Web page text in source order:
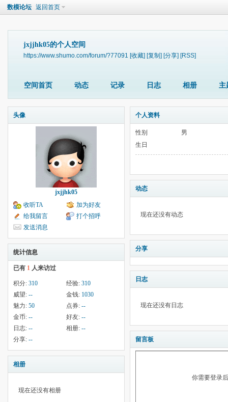
数模论坛 返回首页
jxjjhk05的个人空间
https://www.shumo.com/forum/?77091 [收藏] [复制] [分享] [RSS]
空间首页 动态 记录 日志 相册 主
头像
jxjjhk05
收听TA
加为好友
给我留言
打个招呼
发送消息
统计信息
已有 1 人来访过
积分: 310 经验: 310
威望: -- 金钱: 1030
魅力: 50 点券: --
金币: -- 好友: --
日志: -- 相册: --
分享: --
相册
现在还没有相册
个人资料
性别
男
生日
动态
现在还没有动态
分享
日志
现在还没有日志
留言板
你需要登录